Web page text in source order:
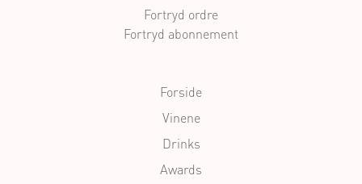
Fortryd ordre
Fortryd abonnement
Forside
Vinene
Drinks
Awards